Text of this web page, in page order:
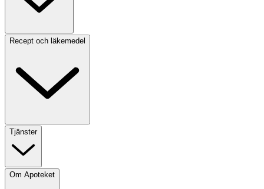
Recept och läkemedel
Tjänster
Om Apoteket